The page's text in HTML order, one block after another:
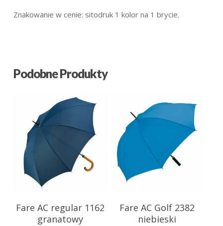
Znakowanie w cenie: sitodruk 1 kolor na 1 brycie.
Podobne Produkty
50.82
Fare AC regular 1162
granatowy
55.39
Fare AC Golf 2382
niebieski